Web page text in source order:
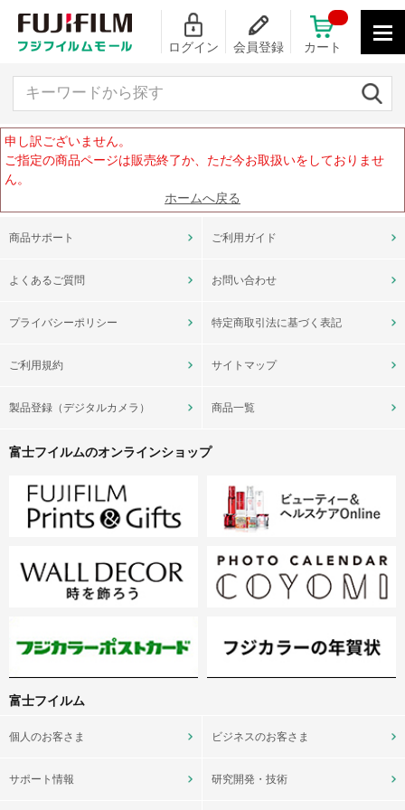
ログイン 会員登録
申し訳ございません。
ご指定の商品ページは販売終了か、ただ今お取扱いをしておりませ
ん。
ホームへ戻る
商品サポート ご利用ガイド
よくあるご質問 お問い合わせ
プライバシーポリシー 特定商取引法に基づく表記
ご利用規約 サイトマップ
製品登録（デジタルカメラ） 商品一覧
富士フイルムのオンラインショップ
富士フイルム
個人のお客さま ビジネスのお客さま
サポート情報 研究開発・技術